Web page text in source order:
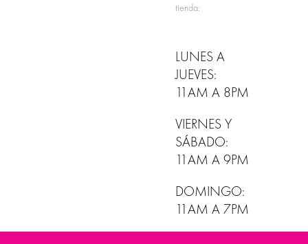
tienda:
LUNES A
JUEVES:
11AM A 8PM
VIERNES Y
SÁBADO:
11AM A 9PM
DOMINGO:
11AM A 7PM